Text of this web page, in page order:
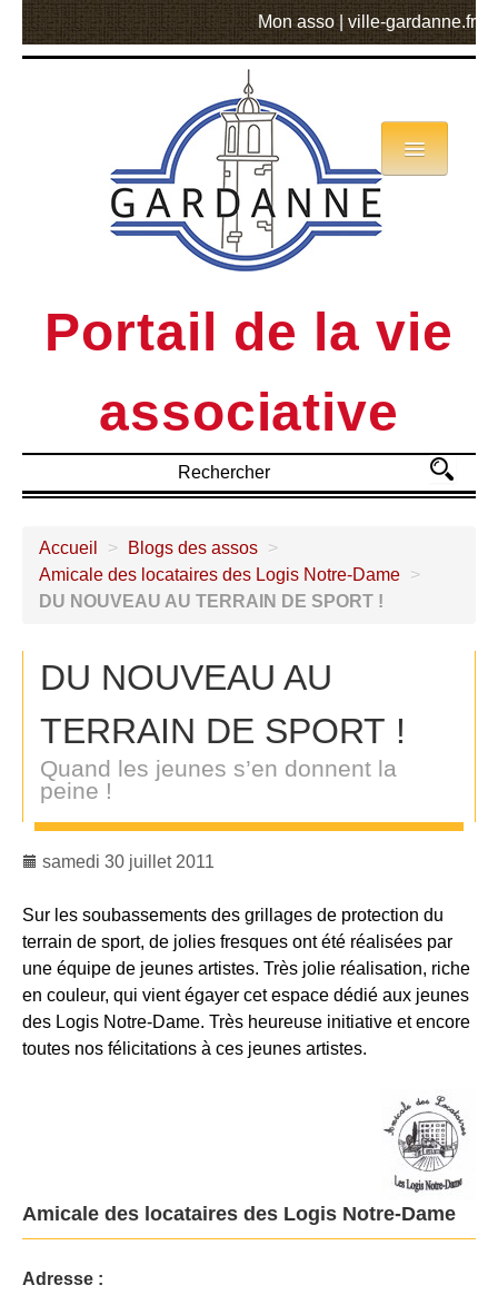
Mon asso ville-gardanne.fr
Portail de la vie
associative
Annuaire
Actualités
MVA
Accueil > Blogs des assos >
Amicale des locataires des Logis Notre-Dame >
DU NOUVEAU AU TERRAIN DE SPORT !
DU NOUVEAU AU
TERRAIN DE SPORT !
Quand les jeunes s’en donnent la
peine !
samedi 30 juillet 2011
Sur les soubassements des grillages de protection du
terrain de sport, de jolies fresques ont été réalisées par
une équipe de jeunes artistes. Très jolie réalisation, riche
en couleur, qui vient égayer cet espace dédié aux jeunes
des Logis Notre-Dame. Très heureuse initiative et encore
toutes nos félicitations à ces jeunes artistes.
Amicale des locataires des Logis Notre-Dame
Adresse :